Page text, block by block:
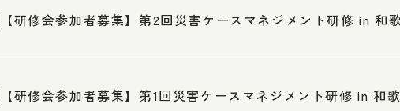
【研修会参加者募集】第2回災害ケースマネジメント研修 in 和
【研修会参加者募集】第1回災害ケースマネジメント研修 in 和